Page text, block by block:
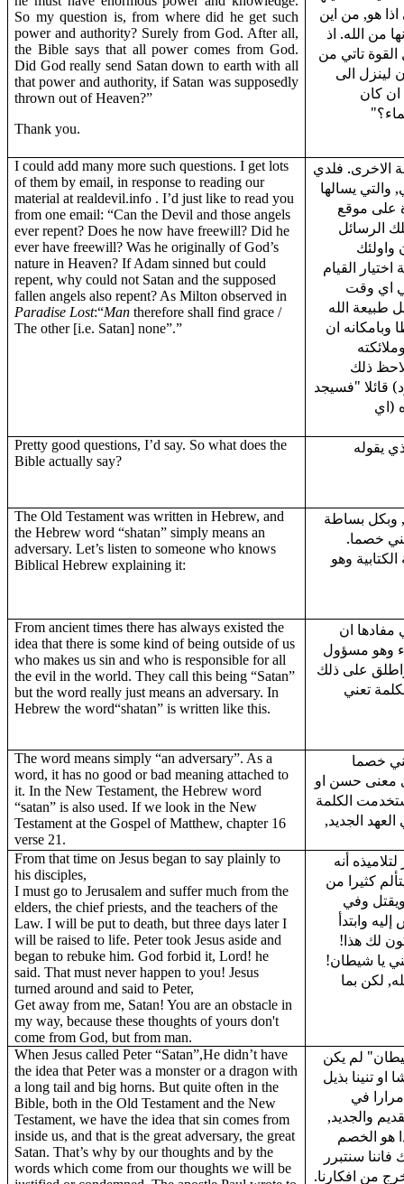
So my question is, from where did he get such
power and authority? Surely from God. After all,
the Bible says that all power comes from God.
Did God really send Satan down to earth with all
that power and authority, if Satan was supposedly
thrown out of Heaven?”
Thank you.
اذا هو, من اين
من الله. اذ
تاتي من
لينزل الى
ان كان
I could add many more such questions. I get lots
of them by email, in response to reading our
material at realdevil.info . I’d just like to read you
from one email: “Can the Devil and those angels
ever repent? Does he now have freewill? Did he
ever have freewill? Was he originally of God’s
nature in Heaven? If Adam sinned but could
repent, why could not Satan and the supposed
fallen angels also repent? As Milton observed in
Paradise Lost:“Man therefore shall find grace /
The other [i.e. Satan] none”.”
الاخرى. فلدي
والتي يسالها
على موقع
الرسائل
واولئك
القيام
اي وقت
طبيعة الله
وبامكانه ان
ذلك
قائلا "فسيجد
(اي
Pretty good questions, I’d say. So what does the
Bible actually say?
يقوله
The Old Testament was written in Hebrew, and
the Hebrew word “shatan” simply means an
adversary. Let’s listen to someone who knows
Biblical Hebrew explaining it:
وبكل بساطة
خصما.
وهو
From ancient times there has always existed the
idea that there is some kind of being outside of us
who makes us sin and who is responsible for all
the evil in the world. They call this being “Satan”
but the word really just means an adversary. In
Hebrew the word“shatan” is written like this.
مفادها ان
وهو مسؤول
على ذلك
تعني
The word means simply “an adversary”. As a
word, it has no good or bad meaning attached to
it. In the New Testament, the Hebrew word
“satan” is also used. If we look in the New
Testament at the Gospel of Matthew, chapter 16
verse 21.
خصما
معنى حسن او
الكلمة
الجديد,
From that time on Jesus began to say plainly to
his disciples,
I must go to Jerusalem and suffer much from the
elders, the chief priests, and the teachers of the
Law. I will be put to death, but three days later I
will be raised to life. Peter took Jesus aside and
began to rebuke him. God forbid it, Lord! he
said. That must never happen to you! Jesus
turned around and said to Peter,
Get away from me, Satan! You are an obstacle in
my way, because these thoughts of yours don't
come from God, but from man.
أنه
كثيرا من
وفي
وابتدأ
لك هذا!
يا شيطان!
لكن بما
When Jesus called Peter “Satan”,He didn’t have
the idea that Peter was a monster or a dragon with
a long tail and big horns. But quite often in the
Bible, both in the Old Testament and the New
Testament, we have the idea that sin comes from
inside us, and that is the great adversary, the great
Satan. That’s why by our thoughts and by the
words which come from our thoughts we will be
لم يكن
تنينا بذيل
في
والجديد,
هو الخصم
سنتبرر
من افكارنا.